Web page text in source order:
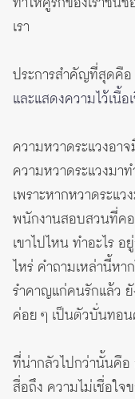
เรา
ประการสำคัญที่สุดคือ
และแสดงความไว้เนื้อ
ความหวาดระแวงอ
ความหวาดระแวงมา
เพราะหากหวาดระแว
พนักงานสอบสวนที่คอ
เขาไปไหน ทำอะไร อ
ไหร่ คำถามเหล่านี้หา
รำคาญแก่คนรักแล้ว ยั
ค่อย ๆ เป็นตัวบั่นทอน
ที่น่ากลัวไปกว่านั้นคือ
สื่อถึง ความไม่เชื่อใ